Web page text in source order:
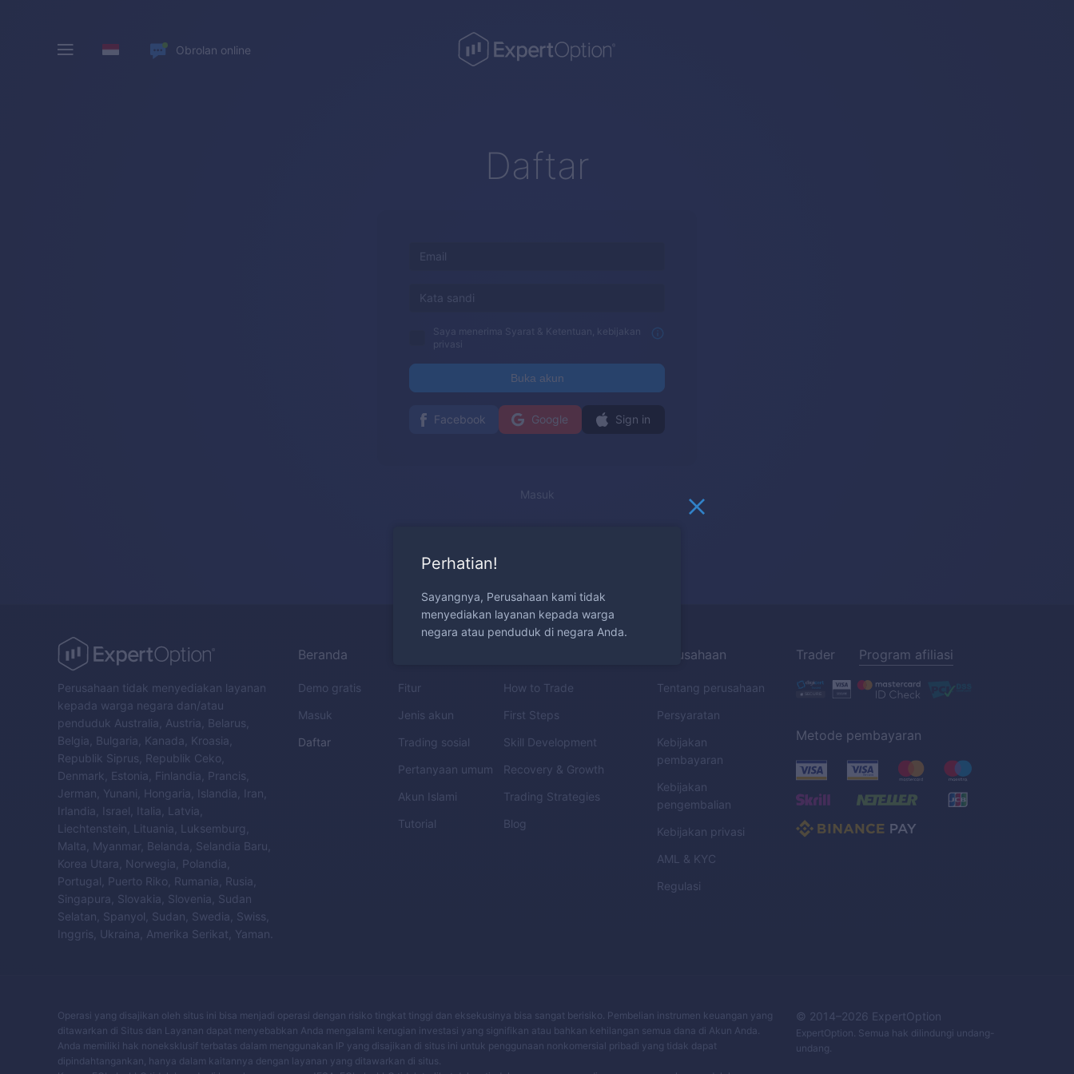
Obrolan online
Daftar
Saya menerima Syarat & Ketentuan, kebijakan
privasi
Buka akun
Facebook Google Sign in
Masuk
Perusahaan tidak menyediakan layanan
kepada warga negara dan/atau
penduduk Australia, Austria, Belarus,
Belgia, Bulgaria, Kanada, Kroasia,
Republik Siprus, Republik Ceko,
Denmark, Estonia, Finlandia, Prancis,
Jerman, Yunani, Hongaria, Islandia, Iran,
Irlandia, Israel, Italia, Latvia,
Liechtenstein, Lituania, Luksemburg,
Malta, Myanmar, Belanda, Selandia Baru,
Korea Utara, Norwegia, Polandia,
Portugal, Puerto Riko, Rumania, Rusia,
Singapura, Slovakia, Slovenia, Sudan
Selatan, Spanyol, Sudan, Swedia, Swiss,
Inggris, Ukraina, Amerika Serikat, Yaman.
Beranda
Demo gratis
Masuk
Daftar
Fitur
Jenis akun
Trading sosial
Pertanyaan umum
Akun Islami
Tutorial
How to Trade
First Steps
Skill Development
Recovery & Growth
Trading Strategies
Blog
Perusahaan
Tentang perusahaan
Persyaratan
Kebijakan
pembayaran
Kebijakan
pengembalian
Kebijakan privasi
AML
& KYC
Regulasi
Trader Program afiliasi
Metode pembayaran
Operasi yang disajikan oleh situs ini bisa menjadi operasi dengan risiko tingkat tinggi dan eksekusinya bisa sangat berisiko. Pembelian instrumen keuangan yang
ditawarkan di Situs dan Layanan dapat menyebabkan Anda mengalami kerugian investasi yang signifikan atau bahkan kehilangan semua dana di Akun Anda.
Anda memiliki hak noneksklusif terbatas dalam menggunakan IP yang disajikan di situs ini untuk penggunaan nonkomersial pribadi yang tidak dapat
dipindahtangankan, hanya dalam kaitannya dengan layanan yang ditawarkan di situs.
© 2014– 2026 ExpertOption
ExpertOption. Semua hak dilindungi undang-
undang.
Perhatian!
Sayangnya, Perusahaan kami tidak
menyediakan layanan kepada warga
negara atau penduduk di negara Anda.